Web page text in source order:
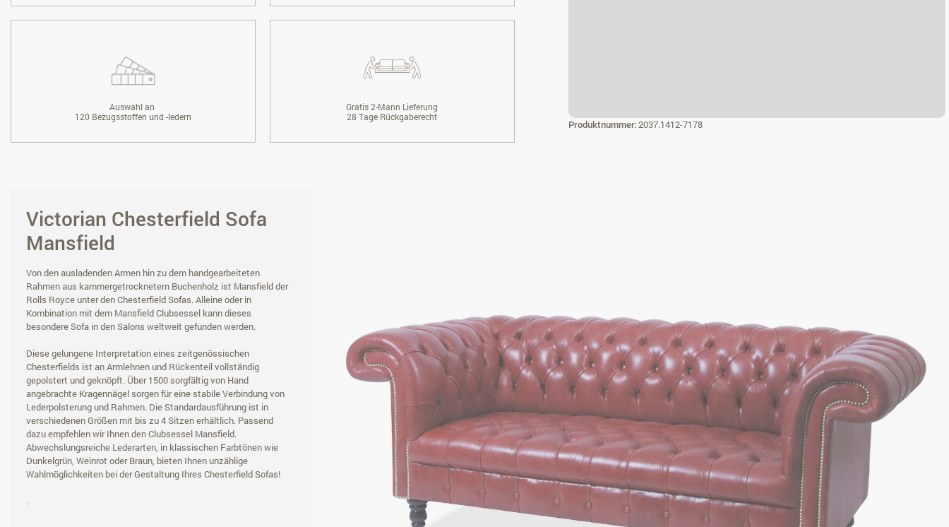
Produktnummer:2037.1412-7178
Auswahl an
120 Bezugsstoffen und -ledern
Gratis 2-Mann Lieferung
28 Tage Rückgaberecht
Victorian Chesterfield Sofa
Mansfield
Von den ausladenden Armen hin zu dem handgearbeiteten
Rahmen aus kammergetrocknetem Buchenholz ist Mansfield der
Rolls Royce unter den Chesterfield Sofas. Alleine oder in
Kombination mit dem Mansfield Clubsessel kann dieses
besondere Sofa in den Salons weltweit gefunden werden.
Diese gelungene Interpretation eines zeitgenössischen
Chesterfields ist an Armlehnen und Rückenteil vollständig
gepolstert und geknöpft. Über 1500 sorgfältig von Hand
angebrachte Kragennägel sorgen für eine stabile Verbindung von
Lederpolsterung und Rahmen. Die Standardausführung ist in
verschiedenen Größen mit bis zu 4 Sitzen erhältlich. Passend
dazu empfehlen wir Ihnen den Clubsessel Mansfield.
Abwechslungsreiche Lederarten, in klassischen Farbtönen wie
Dunkelgrün, Weinrot oder Braun, bieten Ihnen unzählige
Wahlmöglichkeiten bei der Gestaltung Ihres Chesterfield Sofas!
.